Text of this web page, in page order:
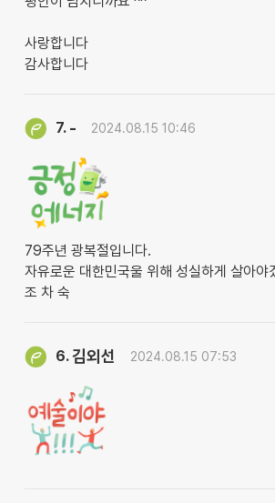
사랑합니다
감사합니다
7. - 2024.08.15 10:46
79주년 광복절입니다.
자유로운 대한민국울 위해 성실하게 살아야
조 차 숙
6.김외선 2024.08.15 07:53